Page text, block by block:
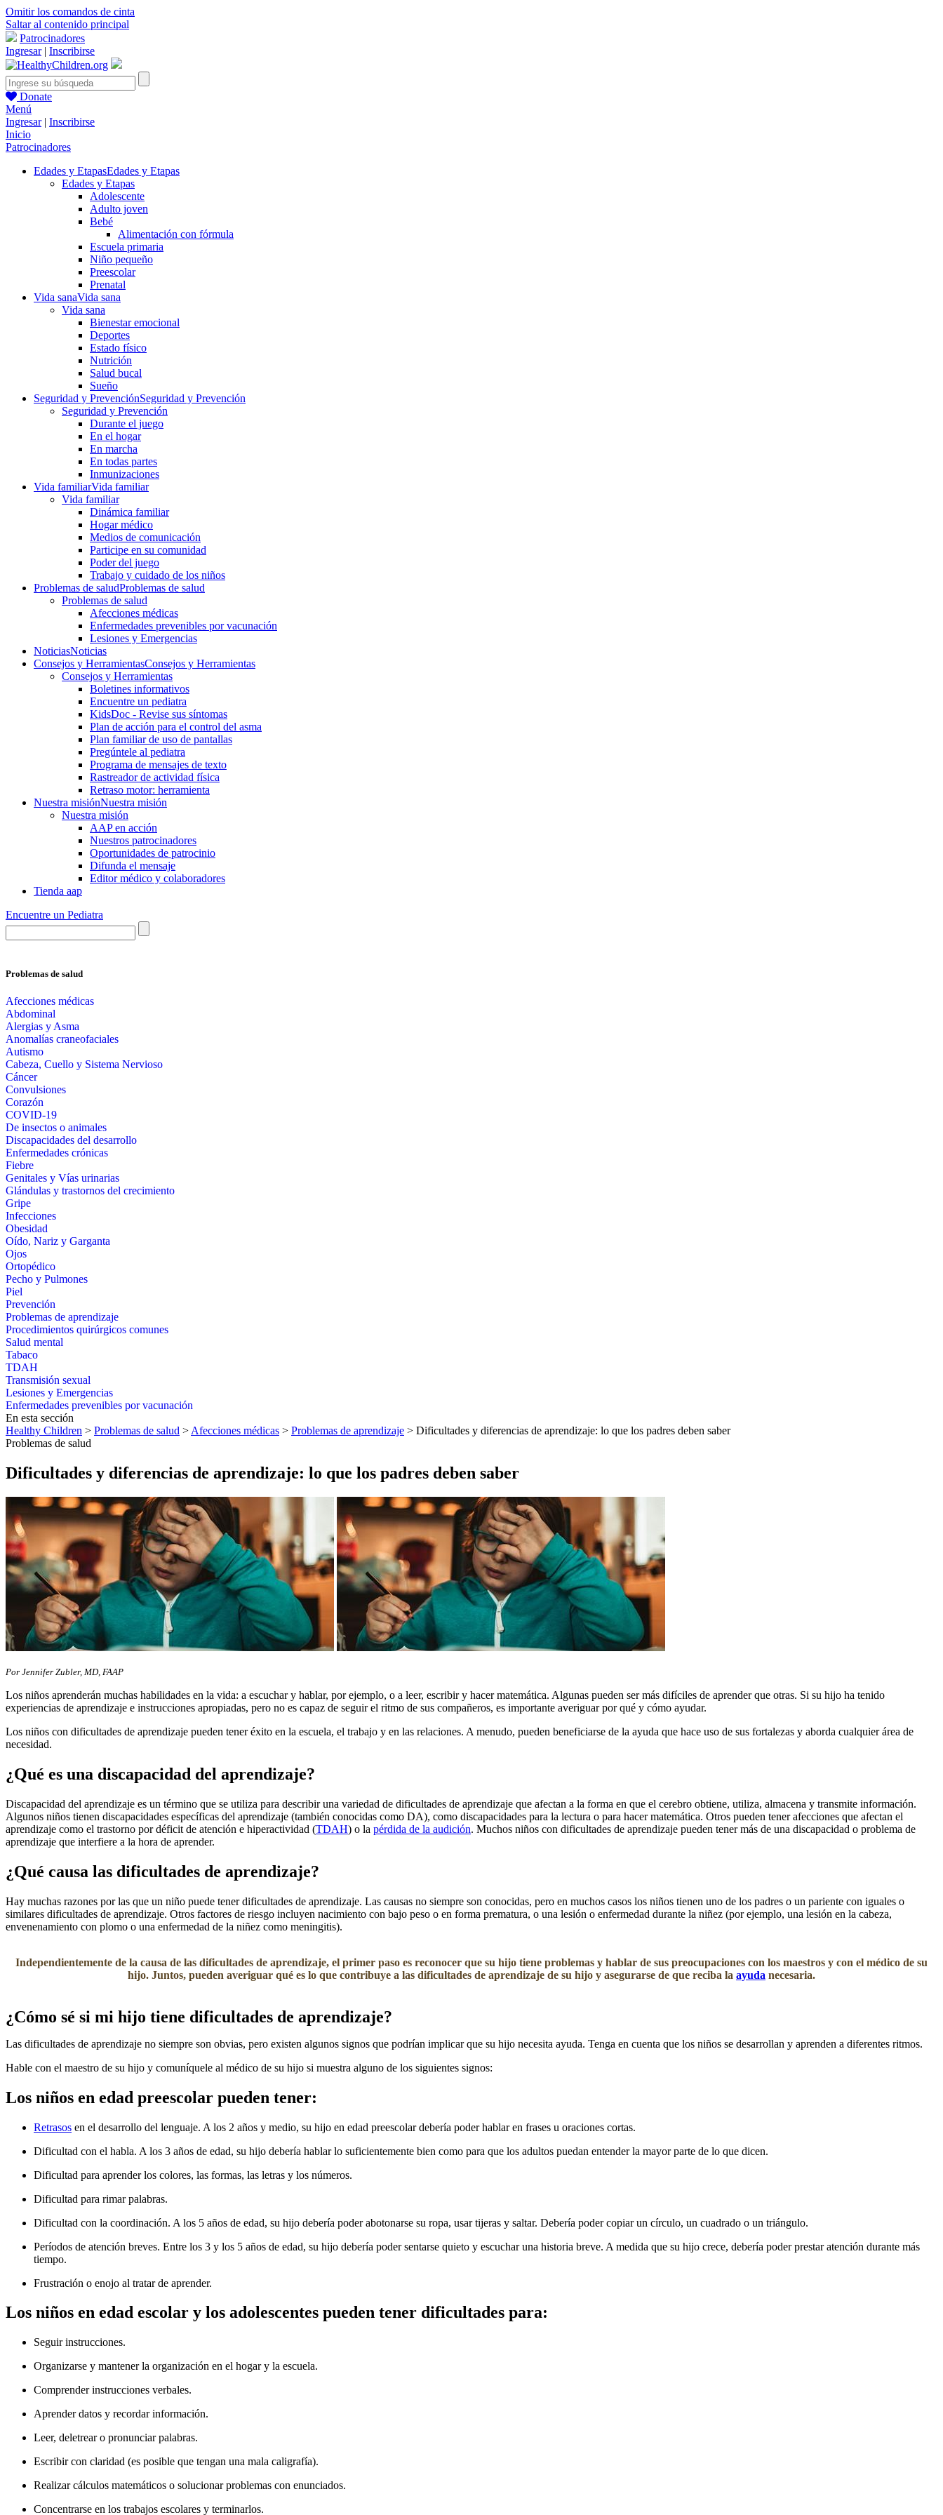
Omitir los comandos de cinta
Saltar al contenido principal
Patrocinadores
Ingresar| Inscribirse
Donate
Menú
Ingresar| Inscribirse
Inicio
Patrocinadores
Edades y EtapasEdades y Etapas
Edades y Etapas
Adolescente
Adulto joven
Bebé
Alimentación con fórmula
Escuela primaria
Niño pequeño
Preescolar
Prenatal
Vida sanaVida sana
Vida sana
Bienestar emocional
Deportes
Estado físico
Nutrición
Salud bucal
Sueño
Seguridad y PrevenciónSeguridad y Prevención
Seguridad y Prevención
Durante el juego
En el hogar
En marcha
En todas partes
Inmunizaciones
Vida familiarVida familiar
Vida familiar
Dinámica familiar
Hogar médico
Medios de comunicación
Participe en su comunidad
Poder del juego
Trabajo y cuidado de los niños
Problemas de saludProblemas de salud
Problemas de salud
Afecciones médicas
Enfermedades prevenibles por vacunación
Lesiones y Emergencias
NoticiasNoticias
Consejos y HerramientasConsejos y Herramientas
Consejos y Herramientas
Boletines informativos
Encuentre un pediatra
KidsDoc - Revise sus síntomas
Plan de acción para el control del asma
Plan familiar de uso de pantallas
Pregúntele al pediatra
Programa de mensajes de texto
Rastre​​ador de activida​d física
Retraso motor: herramienta
Nuestra misiónNuestra misión
Nuestra misión
AAP en acción
Nuestros patrocinadores
Oportunidades de patrocinio
Difunda el mensaje
Editor médico y colaboradores
Tienda aap
Encuentre un Pediatra
Problemas de salud
Afecciones médicas
Abdominal
Alergias y Asma
Anomalías craneofaciales
Autismo
Cabeza, Cuello y Sistema Nervioso
Cáncer
Convulsiones
Corazón
COVID-19
De insectos o animales
Discapacidades del desarrollo
Enfermedades crónicas
Fiebre
Genitales y Vías urinarias
Glándulas y trastornos del crecimiento
Gripe
Infecciones
Obesidad
Oído, Nariz y Garganta
Ojos
Ortopédico
Pecho y Pulmones
Piel
Prevención
Problemas de aprendizaje
Procedimientos quirúrgicos comunes
Salud mental
Tabaco
TDAH
Transmisión sexual
Lesiones y Emergencias
Enfermedades prevenibles por vacunación
En esta sección
Healthy Children > Problemas de salud > Afecciones médicas > Problemas de aprendizaje > Dificultades y diferencias de aprendizaje: lo que los padres deben saber
Problemas de salud
Dificultades y diferencias de aprendizaje: lo que los padres deben saber
​​​​​​​​​​​​​​​​​​​​​​Por Jennifer Zubler, MD, FAAP​
Los niños aprenderán muchas habilidades en la vida: a escuchar y hablar, por ejemplo, o a leer, escribir y hacer matemática. Algunas pueden ser más difíciles de aprender que otras. Si su hijo ha tenido
experiencias de aprendizaje e instrucciones apropiadas, pero no es capaz de seguir el ritmo de sus compañeros, es importante averiguar por qué y cómo ayudar.
Los niños con dificultades de aprendizaje pueden tener éxito en la escuela, el trabajo y en las relaciones. A menudo, pueden beneficiarse de la ayuda que hace uso de sus fortalezas y aborda cualquier área de
necesidad.
¿Qué es una discapacidad del aprendizaje?
Discapacidad del aprendizaje es un término que se utiliza para describir una variedad de dificultades de aprendizaje que afectan a la forma en que el cerebro obtiene, utiliza, almacena y transmite información.
Algunos niños tienen discapacidades específicas del aprendizaje (también conocidas como DA), como discapacidades para la lectura o para hacer matemática. Otros pueden tener afecciones que afectan el
aprendizaje como el trastorno por déficit de atención e hiperactividad (TDAH) o la pérdida de la audición. Muchos niños con dificultades de aprendizaje pueden tener más de una discapacidad o problema de
aprendizaje que interfiere a la hora de aprender.
¿Qué causa las dificultades de aprendizaje?
Hay muchas razones por las que un niño puede tener dificultades de aprendizaje. Las causas no siempre son conocidas, pero en muchos casos los niños tienen uno de los padres o un pariente con iguales o
similares dificultades de aprendizaje. Otros factores de riesgo incluyen nacimiento con bajo peso o en forma prematura, o una lesión o enfermedad durante la niñez (por ejemplo, una lesión en la cabeza,
envenenamiento con plomo o una enfermedad de la niñez como meningitis).​
Independientemente de la causa de las dificultades de aprendizaje, el primer paso es reconocer que su hijo tiene problemas y hablar de sus preocupaciones con los maestros y con el médico de su
hijo. Juntos, pueden averiguar qué es lo que contribuye a las dificultades de aprendizaje de su hijo y asegurarse de que reciba la ayuda necesaria.
¿Cómo sé si mi hijo tiene dificultades de aprendizaje?
Las dificultades de aprendizaje no siempre son obvias, pero existen algunos signos que podrían implicar que su hijo necesita ayuda. Tenga en cuenta que los niños se desarrollan y aprenden a diferentes ritmos.
Hable con el maestro de su hijo y comuníquele al médico de su hijo si muestra alguno de los siguientes signos:
Los niños en edad preescolar pueden tener:
Retrasos en el desarrollo del lenguaje. A los 2 años y medio, su hijo en edad preescolar debería poder hablar en frases u oraciones cortas.
Dificultad con el habla. A los 3 años de edad, su hijo debería hablar lo suficientemente bien como para que los adultos puedan entender la mayor parte de lo que dicen.
Dificultad para aprender los colores, las formas, las letras y los números.
Dificultad para rimar palabras.
Dificultad con la coordinación. A los 5 años de edad, su hijo debería poder abotonarse su ropa, usar tijeras y saltar. Debería poder copiar un círculo, un cuadrado o un triángulo.
Períodos de atención breves. Entre los 3 y los 5 años de edad, su hijo debería poder sentarse quieto y escuchar una historia breve. A medida que su hijo crece, debería poder prestar atención durante más
tiempo.
Frustración o enojo al tratar de aprender.
Los niños en edad escolar y los adolescentes pueden tener dificultades para:
Seguir instrucciones.
Organizarse y mantener la organización en el hogar y la escuela.
Comprender instrucciones verbales.
Aprender datos y recordar información.
Leer, deletrear o pronunciar palabras.
Escribir con claridad (es posible que tengan una mala caligrafía).
Realizar cálculos matemáticos o solucionar problemas con enunciados.
Concentrarse en los trabajos escolares y terminarlos.